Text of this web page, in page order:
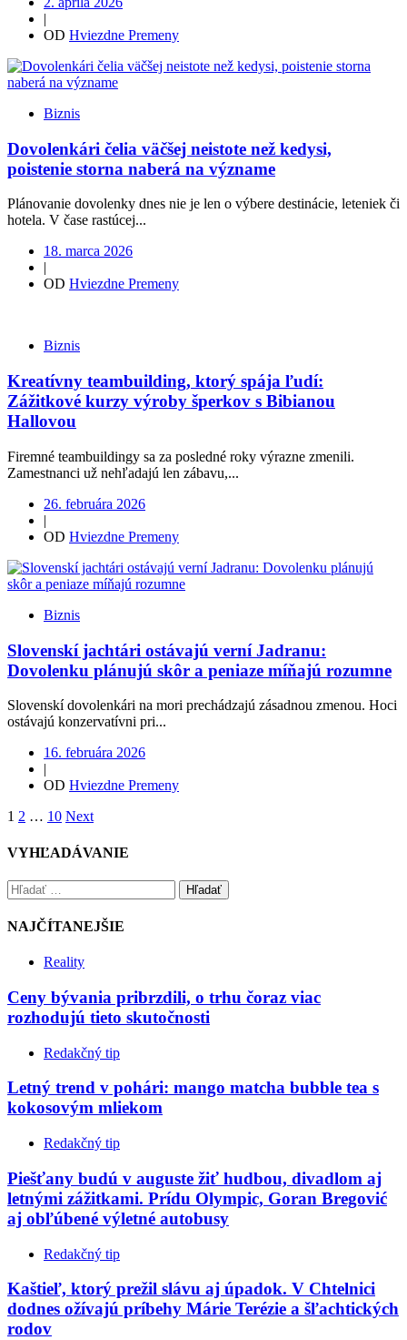
|
OD Hviezdne Premeny
Biznis
Dovolenkári čelia väčšej neistote než kedysi,
poistenie storna naberá na význame
Plánovanie dovolenky dnes nie je len o výbere destinácie, leteniek či
hotela. V čase rastúcej...
18. marca 2026
|
OD Hviezdne Premeny
Biznis
Kreatívny teambuilding, ktorý spája ľudí:
Zážitkové kurzy výroby šperkov s Bibianou
Hallovou
Firemné teambuildingy sa za posledné roky výrazne zmenili.
Zamestnanci už nehľadajú len zábavu,...
26. februára 2026
|
OD Hviezdne Premeny
Biznis
Slovenskí jachtári ostávajú verní Jadranu:
Dovolenku plánujú skôr a peniaze míňajú rozumne
Slovenskí dovolenkári na mori prechádzajú zásadnou zmenou. Hoci
ostávajú konzervatívni pri...
16. februára 2026
|
OD Hviezdne Premeny
1 2 … 10 Next
VYHĽADÁVANIE
Hľadať
NAJČÍTANEJŠIE
Reality
Ceny bývania pribrzdili, o trhu čoraz viac
rozhodujú tieto skutočnosti
Redakčný tip
Letný trend v pohári: mango matcha bubble tea s
kokosovým mliekom
Redakčný tip
Piešťany budú v auguste žiť hudbou, divadlom aj
letnými zážitkami. Prídu Olympic, Goran Bregović
aj obľúbené výletné autobusy
Redakčný tip
Kaštieľ, ktorý prežil slávu aj úpadok. V Chtelnici
dodnes ožívajú príbehy Márie Terézie a šľachtických
rodov